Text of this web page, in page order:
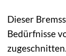
Dieser
Bedürfnisse